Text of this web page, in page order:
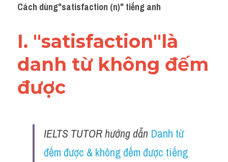
Grammar
Collocation
Cách paraphrase
Part 2
Cấu trúc câu
Cách dùng"satisfaction (n)" tiếng anh
I. "satisfaction"là
danh từ không đếm
được
IELTS TUTOR hướng dẫn Danh từ
đếm được & không đếm được tiếng